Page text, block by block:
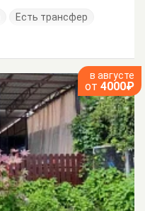
Есть трансфер
в августе
от 4000₽